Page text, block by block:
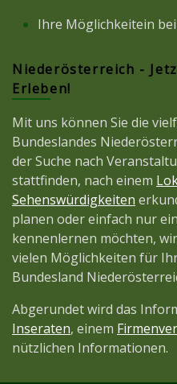
Ihre Möglichkeitein
Niederösterreich -
Erleben!
Mit uns können Sie die
Bundeslandes
der Suche nach
stattfinden, nach einem
Sehenswürdigkeiten
planen oder einfach nur
kennenlernen möchten,
vielen Möglichkeiten für
Bundesland
Abgerundet wird das
Inseraten, einem
nützlichen Informationen.